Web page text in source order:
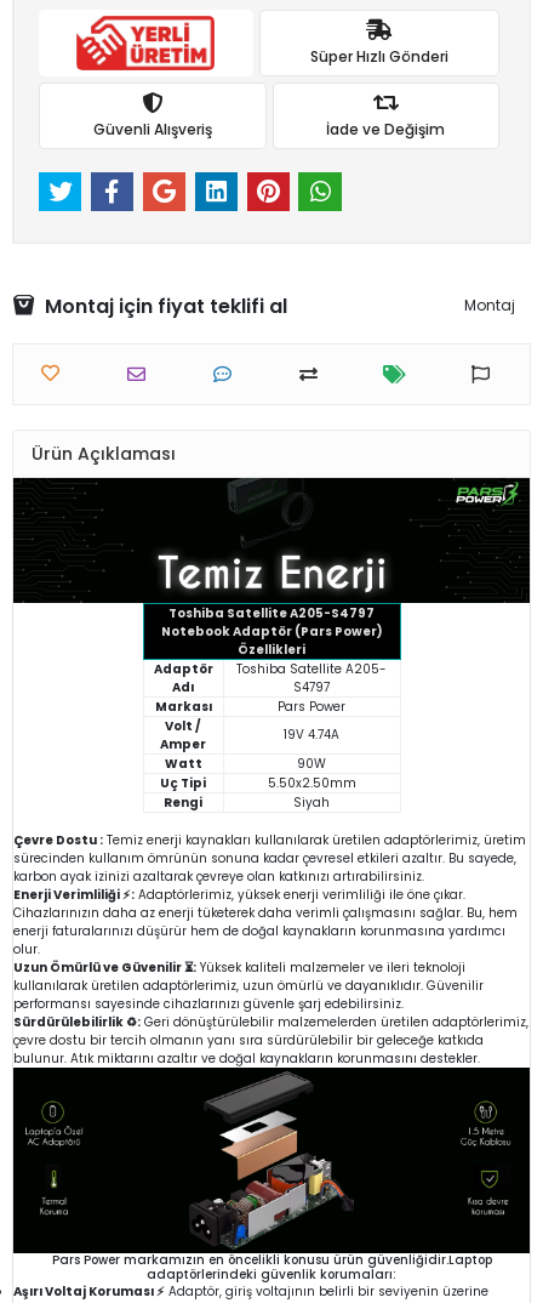
Süper Hızlı Gönderi
Güvenli Alışveriş İade ve Değişim
Montaj için fiyat teklifi al Montaj
Ürün Açıklaması
Toshiba Satellite A205-S4797
Notebook Adaptör (Pars Power)
Özellikleri
Adaptör
Adı
Toshiba Satellite A205-
S4797
Markası
Pars Power
Volt /
Amper
19V 4.74A
Watt
90W
Uç Tipi
5.50x2.50mm
Rengi
Siyah
Çevre Dostu : Temiz enerji kaynakları kullanılarak üretilen adaptörlerimiz, üretim
sürecinden kullanım ömrünün sonuna kadar çevresel etkileri azaltır. Bu sayede,
karbon ayak izinizi azaltarak çevreye olan katkınızı artırabilirsiniz.
Enerji Verimliliği ⚡: Adaptörlerimiz, yüksek enerji verimliliği ile öne çıkar.
Cihazlarınızın daha az enerji tüketerek daha verimli çalışmasını sağlar. Bu, hem
enerji faturalarınızı düşürür hem de doğal kaynakların korunmasına yardımcı
olur.
Uzun Ömürlü ve Güvenilir ⏳: Yüksek kaliteli malzemeler ve ileri teknoloji
kullanılarak üretilen adaptörlerimiz, uzun ömürlü ve dayanıklıdır. Güvenilir
performansı sayesinde cihazlarınızı güvenle şarj edebilirsiniz.
Sürdürülebilirlik ♻️: Geri dönüştürülebilir malzemelerden üretilen adaptörlerimiz,
çevre dostu bir tercih olmanın yanı sıra sürdürülebilir bir geleceğe katkıda
bulunur. Atık miktarını azaltır ve doğal kaynakların korunmasını destekler.
Pars Power markamızın en öncelikli konusu ürün güvenliğidir.Laptop
adaptörlerindeki güvenlik korumaları:
Aşırı Voltaj Koruması ⚡ Adaptör, giriş voltajının belirli bir seviyenin üzerine